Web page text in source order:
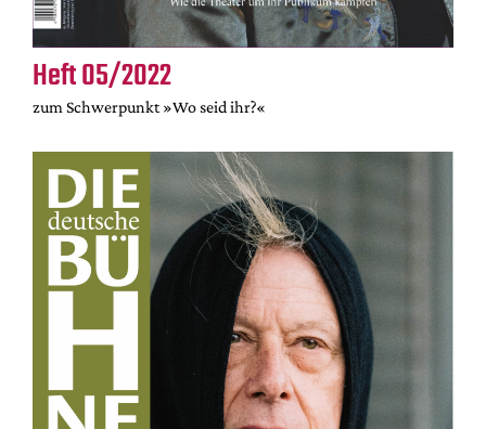
Heft 05/2022
zum Schwerpunkt »Wo seid ihr?«